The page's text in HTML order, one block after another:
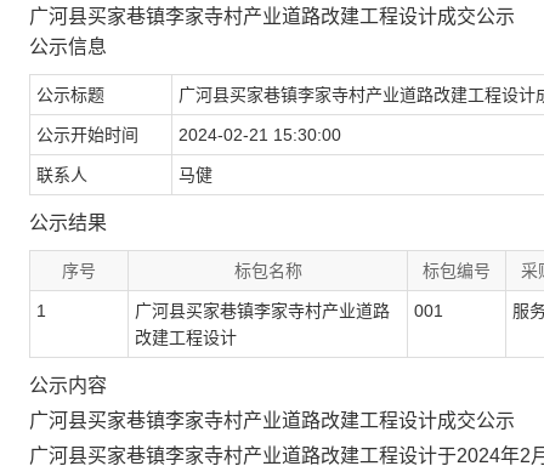
广河县买家巷镇李家寺村产业道路改建工程设计成交公示
公示信息
公示标题 广河县买家巷镇李家寺村产业道路改建工程设计
公示开始时间 2024-02-21 15:30:00
联系人 马健
公示结果
序号 标包名称 标包编号 采
1
广河县买家巷镇李家寺村产业道路
改建工程设计
001 服
公示内容
广河县买家巷镇李家寺村产业道路改建工程设计成交公示
广河县买家巷镇李家寺村产业道路改建工程设计于2024年2